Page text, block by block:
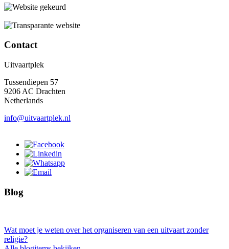
Contact
Uitvaartplek
Tussendiepen 57
9206 AC Drachten
Netherlands
info@uitvaartplek.nl
Blog
Wat moet je weten over het organiseren van een uitvaart zonder
religie?